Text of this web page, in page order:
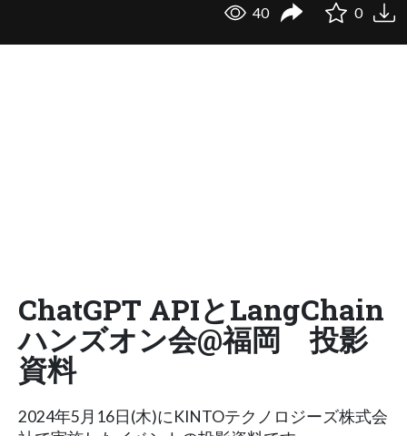
40 0
ChatGPT APIとLangChain
ハンズオン会@福岡 投影
資料
2024年5月16日(木)にKINTOテクノロジーズ株式会